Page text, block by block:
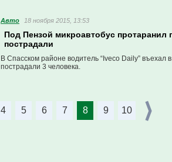
Авто 18 ноября 2015, 13:53
Под Пензой микроавтобус протаранил
пострадали
В Спасском районе водитель “Iveco Daily” въехал
пострадали 3 человека.
4 5 6 7 8 9 10